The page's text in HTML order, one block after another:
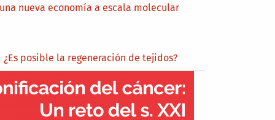
nueva economía a escala molecular
¿Es posible la regeneración de tejidos?